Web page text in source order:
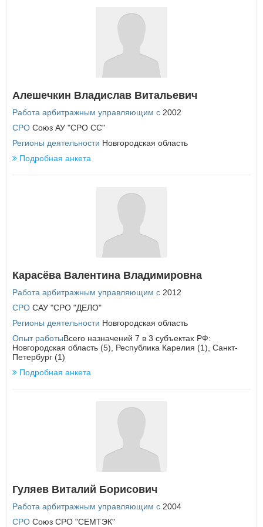
Ямало-Ненецкий автономный округ
Алешечкин Владислав Витальевич
Работа арбитражным управляющим с 2002
СРО Союз АУ "СРО СС"
Регионы деятельности Новгородская область
Подробная анкета
Карасёва Валентина Владимировна
Работа арбитражным управляющим с 2012
СРО САУ "СРО "ДЕЛО"
Регионы деятельности Новгородская область
Опыт работыВсего назначений 7 в 3 субъектах РФ:
Новгородская область (5), Республика Карелия (1), Санкт-
Петербург (1)
Подробная анкета
Гуляев Виталий Борисович
Работа арбитражным управляющим с 2004
СРО Союз СРО "СЕМТЭК"